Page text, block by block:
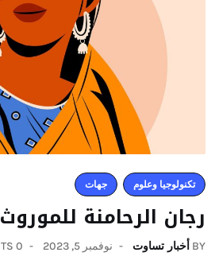
تكنولوجيا وعلوم جهات
رجان الرحامنة للموروث
BY أخبار تساوت نوفمبر 5, 2023 0 COMMENTS